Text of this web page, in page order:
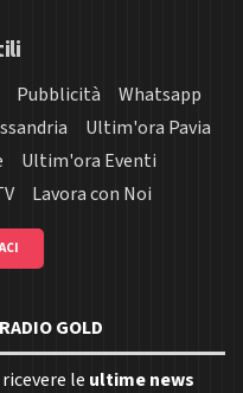
Pubblicità
Whatsapp
Ultim'ora Pavia
Ultim'ora Eventi
Lavora con Noi
GOLD
le ultime news